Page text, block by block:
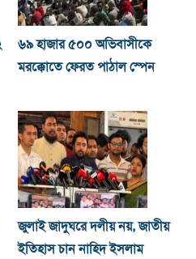
৬৯ হাজার ৫০০ অভিবাসীকে
মরক্কোতে ফেরত পাঠাল স্পেন
জুলাই জাদুঘরে দলীয় নয়, জাতীয়
ইতিহাস চান নাহিদ ইসলাম